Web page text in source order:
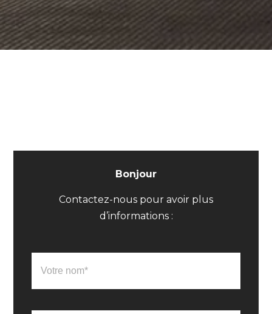
Bonjour
Contactez-nous pour avoir plus
d’informations :